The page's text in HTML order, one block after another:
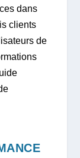
dans
clients
de